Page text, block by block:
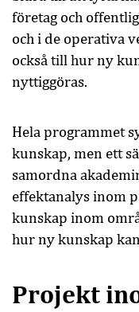
företag och
och i de operativa
också till hur ny
nyttiggöras.
Hela programmet
kunskap, men ett
samordna
effektanalys inom
kunskap inom
hur ny kunskap
Projekt